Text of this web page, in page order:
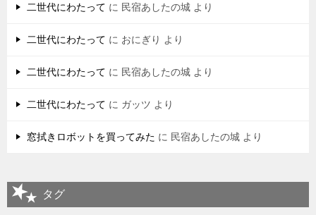
二世代にわたって に 民宿あしたの城 より
二世代にわたって に おにぎり より
二世代にわたって に 民宿あしたの城 より
二世代にわたって に ガッツ より
窓拭きロボットを買ってみた に 民宿あしたの城 より
タグ